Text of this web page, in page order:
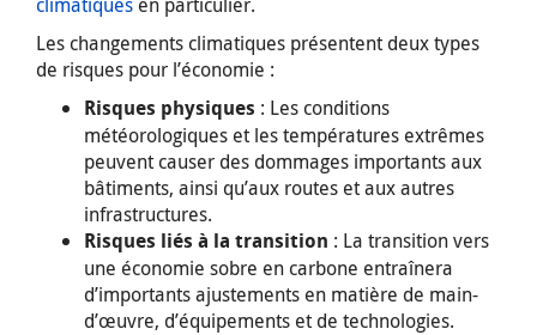
Les changements climatiques présentent deux types
de risques pour l’économie :
Risques physiques : Les conditions
météorologiques et les températures extrêmes
peuvent causer des dommages importants aux
bâtiments, ainsi qu’aux routes et aux autres
infrastructures.
Risques liés à la transition : La transition vers
une économie sobre en carbone entraînera
d’importants ajustements en matière de main-
d’œuvre, d’équipements et de technologies.